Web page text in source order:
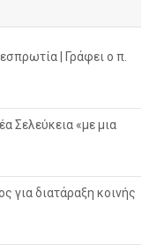
| Γράφει ο π.
Σελεύκεια «με μια
για διατάραξη κοινής